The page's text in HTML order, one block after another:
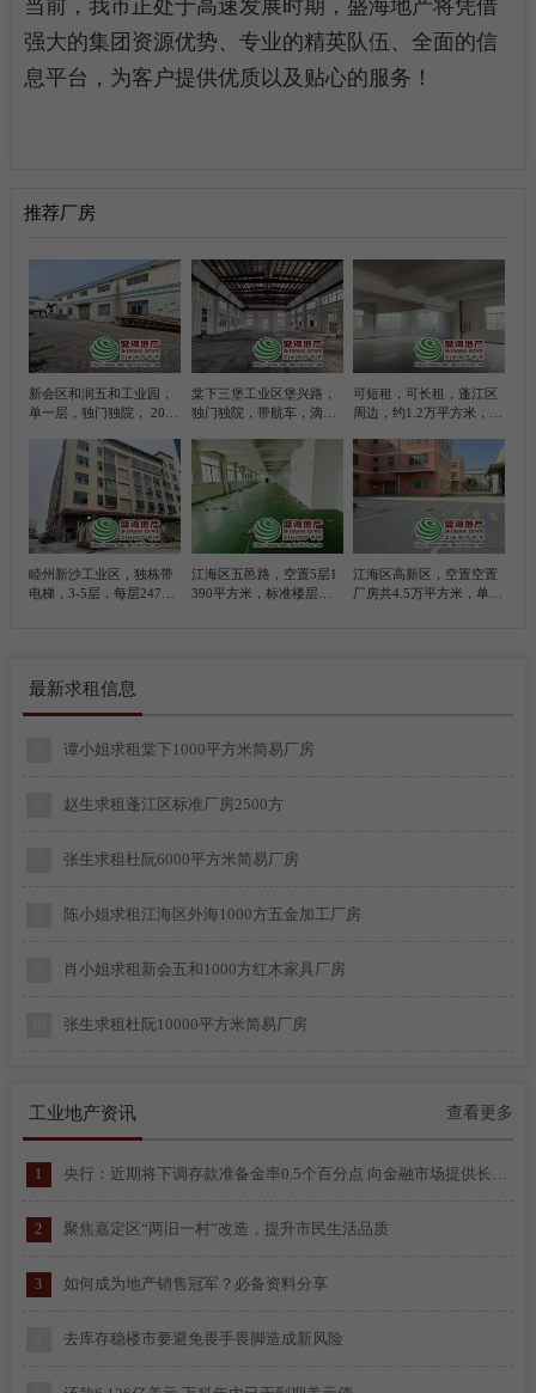
当前，我市正处于高速发展时期，盛海地产将凭借
强大的集团资源优势、专业的精英队伍、全面的信
息平台，为客户提供优质以及贴心的服务！
推荐厂房
新会区和润五和工业园，
单一层，独门独院， 2000
平方米办公室
棠下三堡工业区堡兴路，
独门独院，带航车，滴水
厂房
可短租，可长租，蓬江区
周边，约1.2万平方米，带
睦州新沙工业区，独栋带
电梯，3-5层，每层2470
江海区五邑路，空置5层1
390平方米，标准楼层厂
江海区高新区，空置空置
厂房共4.5万平方米，单一
最新求租信息
5 谭小姐求租棠下1000平方米简易厂房
6 赵生求租蓬江区标准厂房2500方
陈小姐求租江海区外海1000方五金加工厂房
10 张生求租杜阮10000平方米简易厂房
11 梁先生求租江海区礼乐300方模具厂房
12 黄先生求租江海区金溪800方玻璃加工厂房
高先生求租新会五和2500方红木加工厂房
1 陈先生求租蓬江区江海区2000-4000平方简易厂房
2 李先生求租江海区1000-2000平方简易厂房
4 曾生求租礼乐3300平方简易厂房
谭小姐求租棠下1000平方米简易厂房
赵生求租蓬江区标准厂房2500方
张生求租杜阮6000平方米简易厂房
陈小姐求租江海区外海1000方五金加工厂房
肖小姐求租新会五和1000方红木家具厂房
张生求租杜阮10000平方米简易厂房
12 黄先生求租江海区金溪800方玻璃加工厂房
13
1
2
工业地产资讯 查看更多
1 央行：近期将下调存款准备金率0.5个百分点 向金融市场提供长期流动性约1万亿元
2 聚焦嘉定区“两旧一村”改造，提升市民生活品质
3 如何成为地产销售冠军？必备资料分享
去库存稳楼市要避免畏手畏脚造成新风险